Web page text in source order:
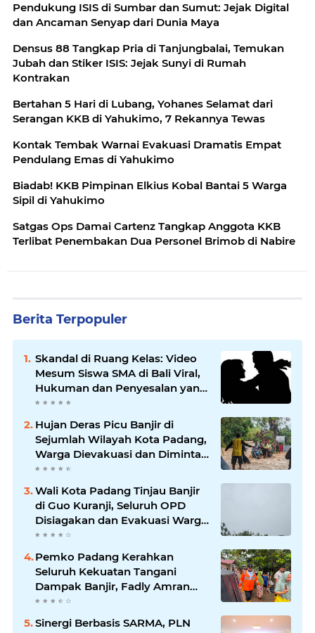
Pendukung ISIS di Sumbar dan Sumut: Jejak Digital
dan Ancaman Senyap dari Dunia Maya
Densus 88 Tangkap Pria di Tanjungbalai, Temukan
Jubah dan Stiker ISIS: Jejak Sunyi di Rumah
Kontrakan
Bertahan 5 Hari di Lubang, Yohanes Selamat dari
Serangan KKB di Yahukimo, 7 Rekannya Tewas
Kontak Tembak Warnai Evakuasi Dramatis Empat
Pendulang Emas di Yahukimo
Biadab! KKB Pimpinan Elkius Kobal Bantai 5 Warga
Sipil di Yahukimo
Satgas Ops Damai Cartenz Tangkap Anggota KKB
Terlibat Penembakan Dua Personel Brimob di Nabire
Berita Terpopuler
Skandal di Ruang Kelas: Video
Mesum Siswa SMA di Bali Viral,
Hukuman dan Penyesalan yang
Mengikuti
Hujan Deras Picu Banjir di
Sejumlah Wilayah Kota Padang,
Warga Dievakuasi dan Diminta
Waspada Banjir Susulan
Wali Kota Padang Tinjau Banjir
di Guo Kuranji, Seluruh OPD
Disiagakan dan Evakuasi Warga
Dipercepat
Pemko Padang Kerahkan
Seluruh Kekuatan Tangani
Dampak Banjir, Fadly Amran
Desak Percepatan Proyek
Pengendalian Bencana
Sinergi Berbasis SARMA, PLN